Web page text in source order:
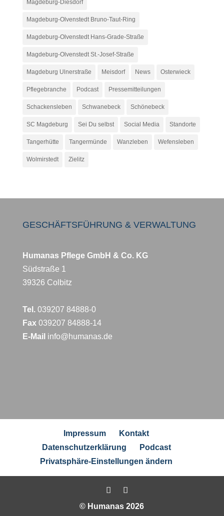
Magdeburg-Diesdorf
Magdeburg-Olvenstedt Bruno-Taut-Ring
Magdeburg-Olvenstedt Hans-Grade-Straße
Magdeburg-Olvenstedt St.-Josef-Straße
Magdeburg Ulnerstraße Meisdorf News Osterwieck
Pflegebranche Podcast Pressemitteilungen
Schackensleben Schwanebeck Schönebeck
SC Magdeburg Sei Du selbst Social Media Standorte
Tangerhütte Tangermünde Wanzleben Wefensleben
Wolmirstedt Zielitz
GESCHÄFTSFÜHRUNG & VERWALTUNG
Humanas Pflege GmbH & Co. KG
Südstraße 1
39326 Colbitz
Tel.039207 84888-0
Fax039207 84888-14
E-Mail info@humanas.de
Impressum
Kontakt
Datenschutzerklärung
Podcast
Privatsphäre-Einstellungen ändern
© Humanas 2026